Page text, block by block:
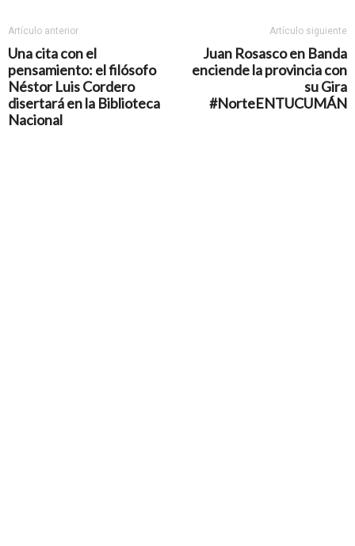
Artículo anterior
Una cita con el
pensamiento: el filósofo
Néstor Luis Cordero
disertará en la Biblioteca
Nacional
Artículo siguiente
Juan Rosasco en Banda
enciende la provincia con
su Gira
#NorteENTUCUMÁN